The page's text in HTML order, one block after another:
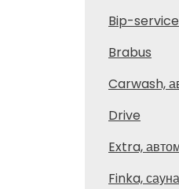
Bip-service
Brabus
Carwash,
Drive
Extra,
Finka, сауна